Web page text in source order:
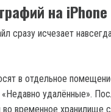
на iPhone
сразу исчезает
в отдельное
удалённые».
временное хранилище